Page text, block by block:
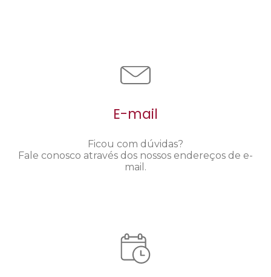
E-mail
Ficou com dúvidas?
Fale conosco através dos nossos endereços de e-
mail.